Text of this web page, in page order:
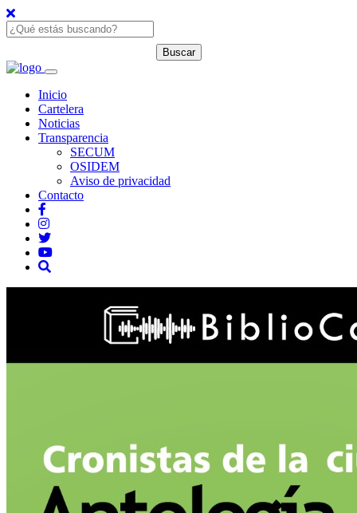
Inicio
Cartelera
Noticias
Transparencia
SECUM
OSIDEM
Aviso de privacidad
Contacto